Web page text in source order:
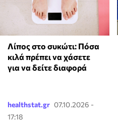
Λίπος στο συκώτι: Πόσα
κιλά πρέπει να χάσετε
για να δείτε διαφορά
healthstat.gr 07.10.2026 -
17:18